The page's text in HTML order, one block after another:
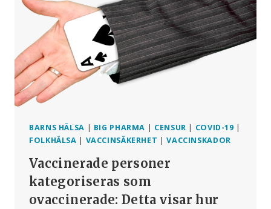
HOT
MOT
FOLKHÄLSAN
BARNS HÄLSA | BIG PHARMA | CENSUR | COVID-19 |
FOLKHÄLSA | VACCINSÄKERHET |VACCINSKADOR
Vaccinerade personer
kategoriseras som
ovaccinerade: Detta visar hur